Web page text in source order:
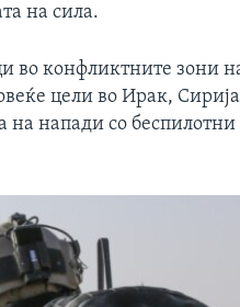
на сила.
во конфликтните зони
цели во Ирак,
на напади со беспилотни